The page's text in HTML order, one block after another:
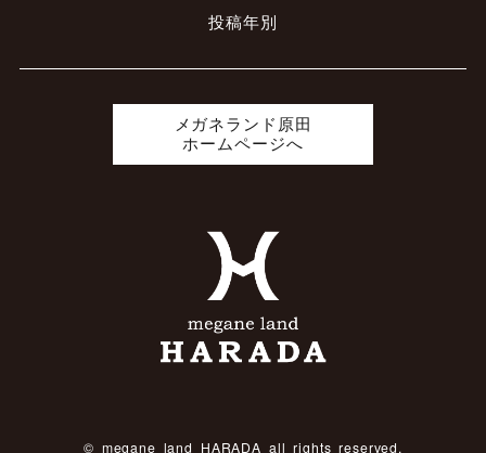
投稿年別
メガネランド原田
ホームページへ
© megane land HARADA all rights reserved.